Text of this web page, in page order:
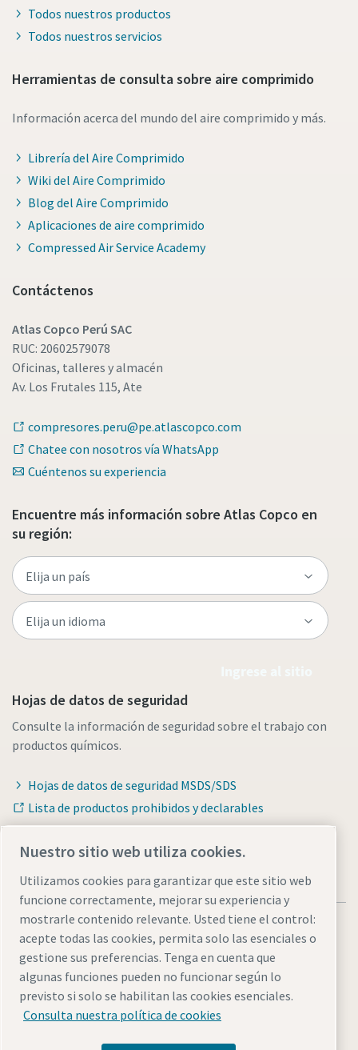
Todos nuestros productos
Todos nuestros servicios
Herramientas de consulta sobre aire comprimido
Información acerca del mundo del aire comprimido y más.
Librería del Aire Comprimido
Wiki del Aire Comprimido
Blog del Aire Comprimido
Aplicaciones de aire comprimido
Compressed Air Service Academy
Contáctenos
Atlas Copco Perú SAC
RUC: 20602579078
Oficinas, talleres y almacén
Av. Los Frutales 115, Ate
compresores.peru@pe.atlascopco.com
Chatee con nosotros vía WhatsApp
Cuéntenos su experiencia
Encuentre más información sobre Atlas Copco en
su región:
Hojas de datos de seguridad
Consulte la información de seguridad sobre el trabajo con
productos químicos.
Hojas de datos de seguridad MSDS/SDS
Lista de productos prohibidos y declarables
Avisos legales y de privacidadAdministrar cookies
AccesibilidadMapa del sitio
© 2026 Atlas Copco AB
Nuestro sitio web utiliza cookies.
Utilizamos cookies para garantizar que este sitio web
funcione correctamente, mejorar su experiencia y
mostrarle contenido relevante. Usted tiene el control:
acepte todas las cookies, permita solo las esenciales o
gestione sus preferencias. Tenga en cuenta que
algunas funciones pueden no funcionar según lo
previsto si solo se habilitan las cookies esenciales.
Consulta nuestra política de cookies